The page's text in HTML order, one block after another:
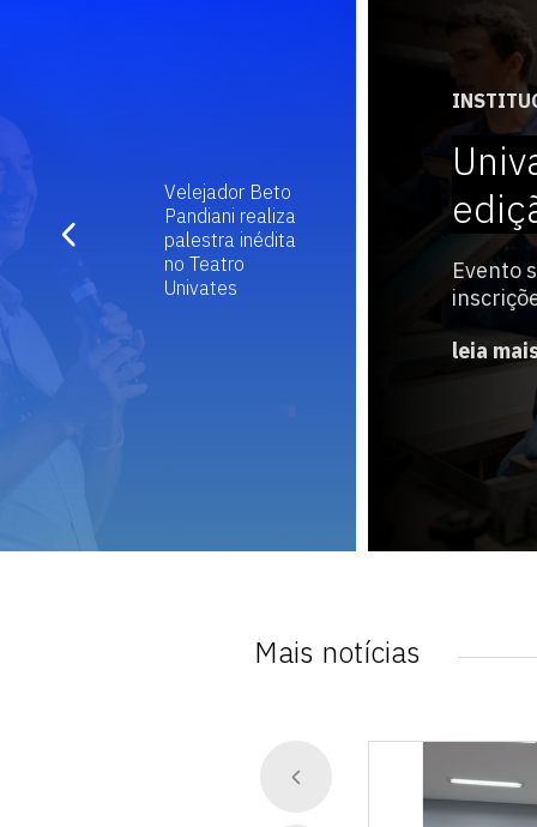
Velejador Beto
Pandiani realiza
palestra inédita
no Teatro
Univates
Evento
leia
Mais notícias